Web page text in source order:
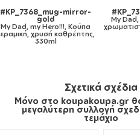
#KP_7368_metaldouble
My Dad, my Hero!!!, Κούπα
Ανοξείδωτη διπλού
τοιχώματος 300ml
My Dad,
Σχετικά σχέδια
Μόνο στο koupakoupa.gr
μεγαλύτερη συλλογή
τεμάχιο